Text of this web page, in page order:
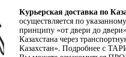
Курьерская доставка по
осуществляется по
принципу «от двери до
Казахстана через
Казахстан». Подробнее с